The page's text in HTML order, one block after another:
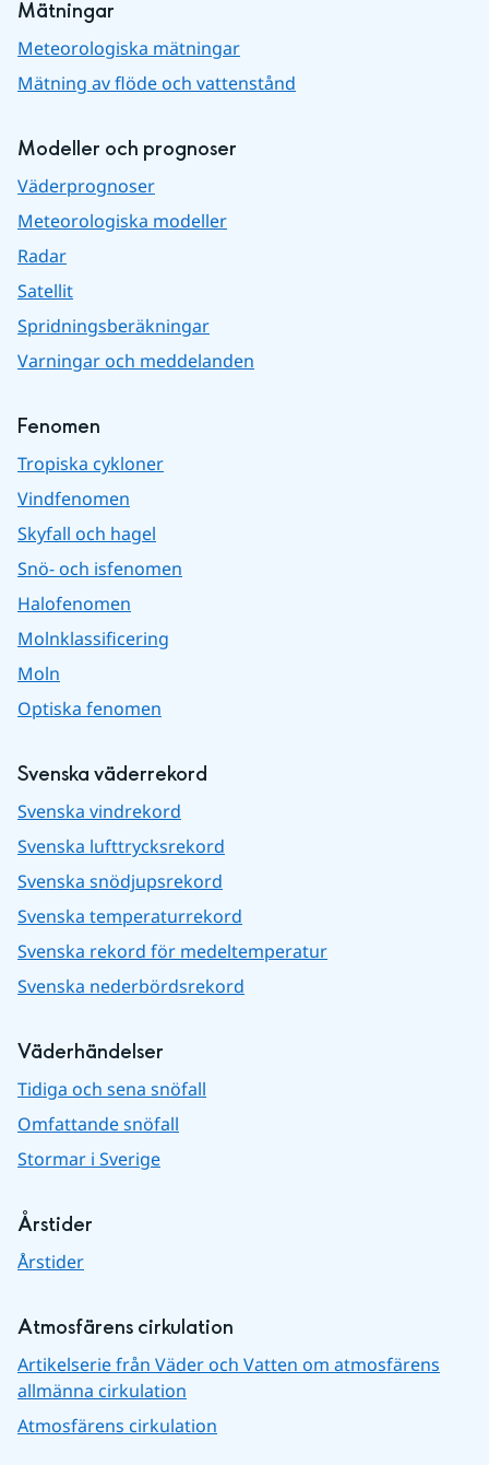
Mätningar
Meteorologiska mätningar
Mätning av flöde och vattenstånd
Modeller och prognoser
Väderprognoser
Meteorologiska modeller
Radar
Satellit
Spridningsberäkningar
Varningar och meddelanden
Fenomen
Tropiska cykloner
Vindfenomen
Skyfall och hagel
Snö- och isfenomen
Halofenomen
Molnklassificering
Moln
Optiska fenomen
Svenska väderrekord
Svenska vindrekord
Svenska lufttrycksrekord
Svenska snödjupsrekord
Svenska temperaturrekord
Svenska rekord för medeltemperatur
Svenska nederbördsrekord
Väderhändelser
Tidiga och sena snöfall
Omfattande snöfall
Stormar i Sverige
Årstider
Årstider
Atmosfärens cirkulation
Artikelserie från Väder och Vatten om atmosfärens
allmänna cirkulation
Atmosfärens cirkulation